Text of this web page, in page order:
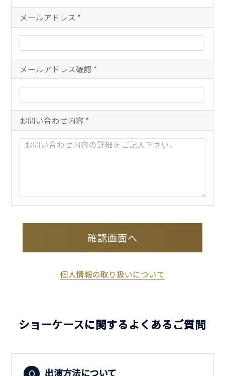
メールアドレス *
メールアドレス確認 *
お問い合わせ内容 *
確認画面へ
個人情報の取り扱いについて
ショーケースに関するよくあるご質問
出演方法について